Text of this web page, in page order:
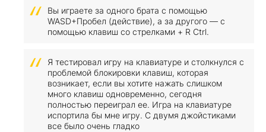
Вы играете за одного брата с помощью
WASD+Пробел (действие), а за другого — с
помощью клавиш со стрелками + R Ctrl.
Я тестировал игру на клавиатуре и столкнулся с
проблемой блокировки клавиш, которая
возникает, если вы хотите нажать слишком
много клавиш одновременно, сегодня
полностью переиграл ее. Игра на клавиатуре
испортила бы мне игру. С двумя джойстиками
все было очень гладко